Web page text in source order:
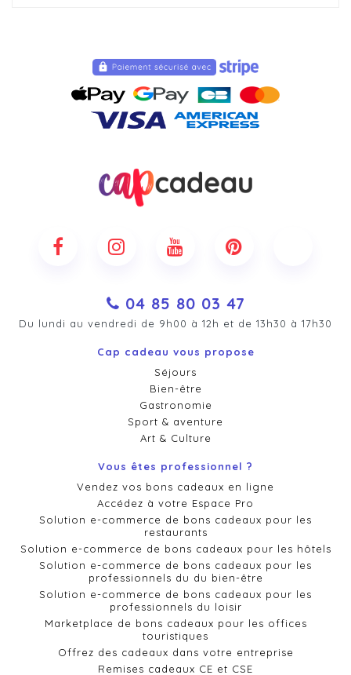
04 85 80 03 47
Du lundi au vendredi de 9h00 à 12h et de 13h30 à 17h30
Cap cadeau vous propose
Séjours
Bien-être
Gastronomie
Sport & aventure
Art & Culture
Vous êtes professionnel ?
Vendez vos bons cadeaux en ligne
Accédez à votre Espace Pro
Solution e-commerce de bons cadeaux pour les
restaurants
Solution e-commerce de bons cadeaux pour les hôtels
Solution e-commerce de bons cadeaux pour les
professionnels du du bien-être
Solution e-commerce de bons cadeaux pour les
professionnels du loisir
Marketplace de bons cadeaux pour les offices
touristiques
Offrez des cadeaux dans votre entreprise
Remises cadeaux CE et CSE